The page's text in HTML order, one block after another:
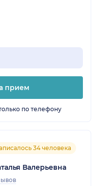
прием
по телефону
34 человека
Валерьевна